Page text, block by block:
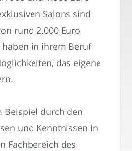
Salons sind
rund 2.000 Euro
haben in ihrem Beruf
das eigene
Beispiel durch den
und Kenntnissen in
Fachbereich des